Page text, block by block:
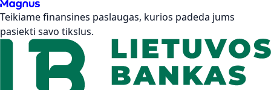
Teikiame finansines paslaugas, kurios padeda jums
pasiekti savo tikslus.